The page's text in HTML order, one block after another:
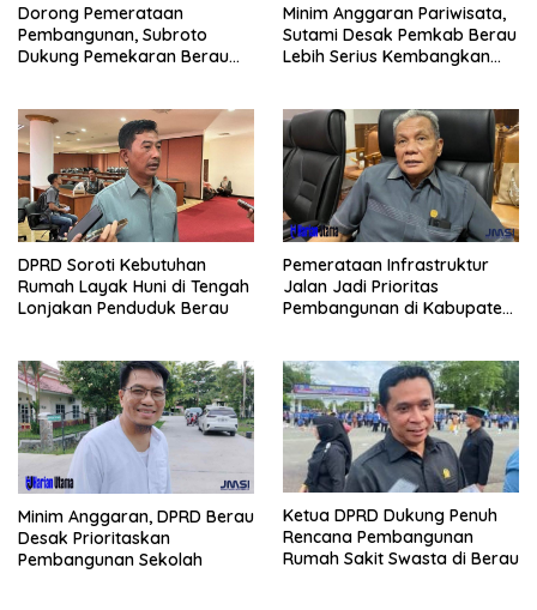
Dorong Pemerataan
Pembangunan, Subroto
Dukung Pemekaran Berau
Minim Anggaran Pariwisata,
Sutami Desak Pemkab Berau
Lebih Serius Kembangkan
DPRD Soroti Kebutuhan
Rumah Layak Huni di Tengah
Lonjakan Penduduk Berau
Pemerataan Infrastruktur
Jalan Jadi Prioritas
Pembangunan di Kabupaten
Minim Anggaran, DPRD Berau
Desak Prioritaskan
Pembangunan Sekolah
Ketua DPRD Dukung Penuh
Rencana Pembangunan
Rumah Sakit Swasta di Berau